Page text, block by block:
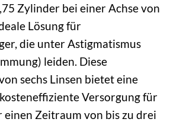
Zylinder bei einer Achse von
Lösung für
die unter Astigmatismus
leiden. Diese
sechs Linsen bietet eine
Versorgung für
einen Zeitraum von bis zu drei